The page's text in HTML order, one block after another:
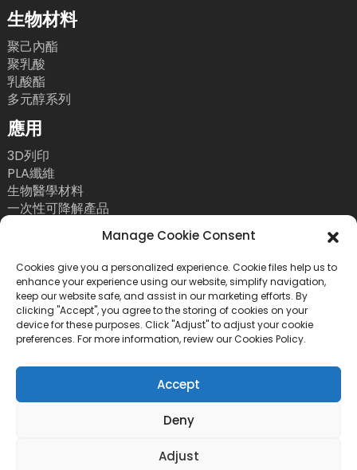
生物材料
聚己內酯
聚乳酸
乳酸酯
多元醇系列
應用
3D列印
PLA纖維
生物醫學材料
一次性可降解產品
電話：+86 755 86393186
電子郵件：bright@esungroup.net
地址：中國深圳市南山區粵海街道高新南九路55號微
軟科通大廈15A
版權所有©2026 深圳市易順實業有限公司。保留所有權利。
Manage Cookie Consent
Cookies give you a personalized experience. Cookie files help us to
enhance your experience using our website, simplify navigation,
keep our website safe, and assist in our marketing efforts. By
clicking "Accept", you agree to the storing of cookies on your
device for these purposes. Click "Adjust" to adjust your cookie
preferences. For more information, review our Cookies Policy.
Accept
Deny
Adjust